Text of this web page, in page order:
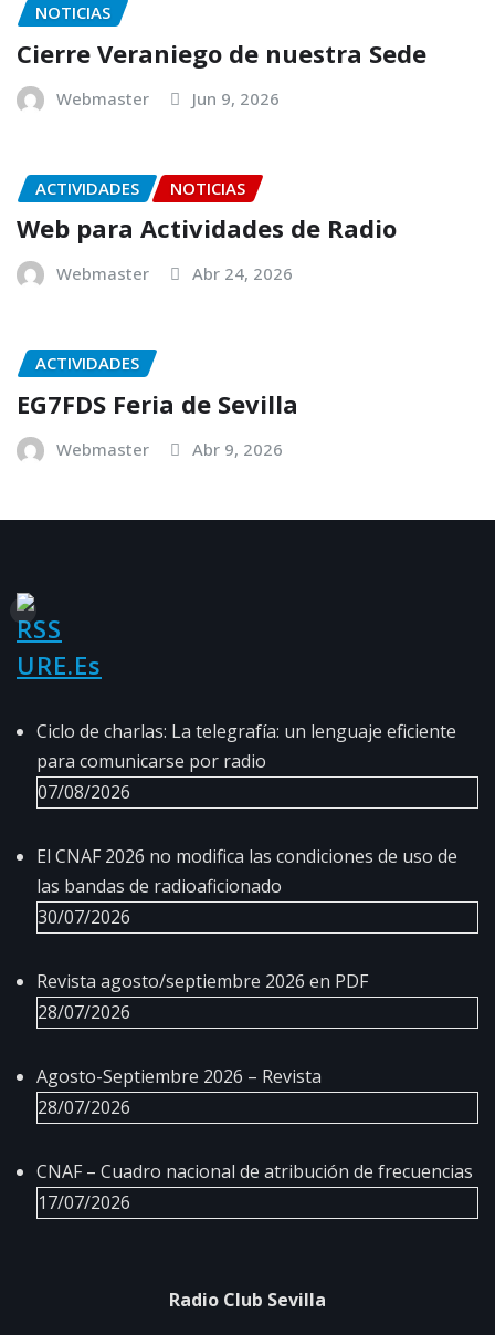
NOTICIAS
Cierre Veraniego de nuestra Sede
Webmaster Jun 9, 2026
ACTIVIDADES NOTICIAS
Web para Actividades de Radio
Webmaster Abr 24, 2026
ACTIVIDADES
EG7FDS Feria de Sevilla
Webmaster Abr 9, 2026
URE.es
Ciclo de charlas: La telegrafía: un lenguaje eficiente
para comunicarse por radio
07/08/2026
El CNAF 2026 no modifica las condiciones de uso de
las bandas de radioaficionado
30/07/2026
Revista agosto/septiembre 2026 en PDF
28/07/2026
Agosto-Septiembre 2026 – Revista
28/07/2026
CNAF – Cuadro nacional de atribución de frecuencias
17/07/2026
Radio Club Sevilla